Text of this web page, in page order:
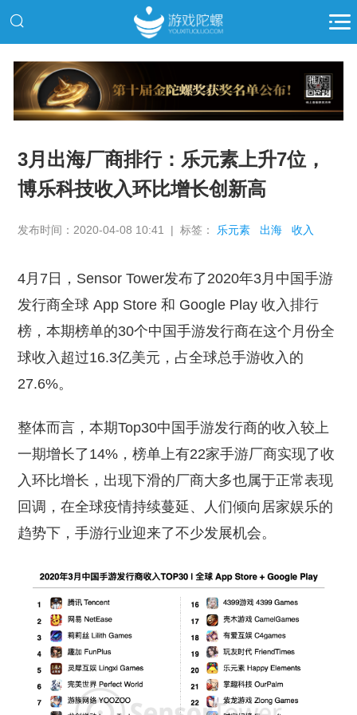
推广
3月出海厂商排行：乐元素上升7位，
博乐科技收入环比增长创新高
发布时间：2020-04-08 10:41 | 标签： 乐元素 出海 收入
4月7日，Sensor Tower发布了2020年3月中国手游
发行商全球 App Store 和 Google Play 收入排行
榜，本期榜单的30个中国手游发行商在这个月份全
球收入超过16.3亿美元，占全球总手游收入的
27.6%。
整体而言，本期Top30中国手游发行商的收入较上
一期增长了14%，榜单上有22家手游厂商实现了收
入环比增长，出现下滑的厂商大多也属于正常表现
回调，在全球疫情持续蔓延、人们倾向居家娱乐的
趋势下，手游行业迎来了不少发展机会。